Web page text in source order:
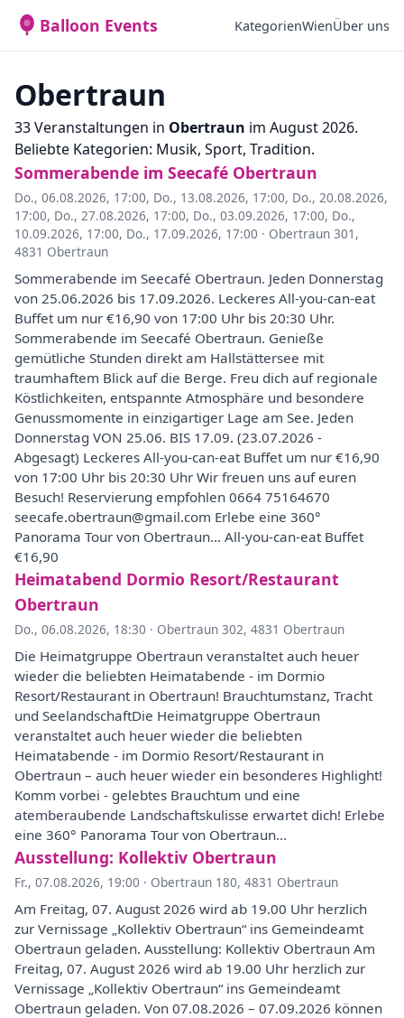
Balloon Events KategorienWienÜber uns
Obertraun
33 Veranstaltungen in Obertraun im August 2026.
Beliebte Kategorien: Musik, Sport, Tradition.
Sommerabende im Seecafé Obertraun
Do., 06.08.2026, 17:00, Do., 13.08.2026, 17:00, Do., 20.08.2026,
17:00, Do., 27.08.2026, 17:00, Do., 03.09.2026, 17:00, Do.,
10.09.2026, 17:00, Do., 17.09.2026, 17:00 · Obertraun 301,
4831 Obertraun
Sommerabende im Seecafé Obertraun. Jeden Donnerstag
von 25.06.2026 bis 17.09.2026. Leckeres All-you-can-eat
Buffet um nur €16,90 von 17:00 Uhr bis 20:30 Uhr.
Sommerabende im Seecafé Obertraun. Genieße
gemütliche Stunden direkt am Hallstättersee mit
traumhaftem Blick auf die Berge. Freu dich auf regionale
Köstlichkeiten, entspannte Atmosphäre und besondere
Genussmomente in einzigartiger Lage am See. Jeden
Donnerstag VON 25.06. BIS 17.09. (23.07.2026 -
Abgesagt) Leckeres All-you-can-eat Buffet um nur €16,90
von 17:00 Uhr bis 20:30 Uhr Wir freuen uns auf euren
Besuch! Reservierung empfohlen 0664 75164670
seecafe.obertraun@gmail.com Erlebe eine 360°
Panorama Tour von Obertraun... All-you-can-eat Buffet
€16,90
Heimatabend Dormio Resort/Restaurant
Obertraun
Do., 06.08.2026, 18:30 · Obertraun 302, 4831 Obertraun
Die Heimatgruppe Obertraun veranstaltet auch heuer
wieder die beliebten Heimatabende - im Dormio
Resort/Restaurant in Obertraun! Brauchtumstanz, Tracht
und SeelandschaftDie Heimatgruppe Obertraun
veranstaltet auch heuer wieder die beliebten
Heimatabende - im Dormio Resort/Restaurant in
Obertraun – auch heuer wieder ein besonderes Highlight!
Komm vorbei - gelebtes Brauchtum und eine
atemberaubende Landschaftskulisse erwartet dich! Erlebe
eine 360° Panorama Tour von Obertraun...
Ausstellung: Kollektiv Obertraun
Fr., 07.08.2026, 19:00 · Obertraun 180, 4831 Obertraun
Am Freitag, 07. August 2026 wird ab 19.00 Uhr herzlich
zur Vernissage „Kollektiv Obertraun“ ins Gemeindeamt
Obertraun geladen. Ausstellung: Kollektiv Obertraun Am
Freitag, 07. August 2026 wird ab 19.00 Uhr herzlich zur
Vernissage „Kollektiv Obertraun“ ins Gemeindeamt
Obertraun geladen. Von 07.08.2026 – 07.09.2026 können